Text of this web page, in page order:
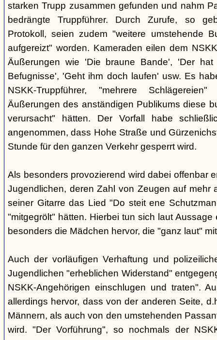
starken Trupp zusammen gefunden und nahm
bedrängte Truppführer. Durch Zurufe, so
Protokoll, seien zudem "weitere umstehende
aufgereizt" worden. Kameraden eilen dem
Äußerungen wie 'Die braune Bande', 'Der hat
Befugnisse', 'Geht ihm doch laufen' usw. Es
NSKK-Truppführer, "mehrere
Äußerungen des anständigen Publikums diese
verursacht" hätten. Der Vorfall habe
angenommen, dass Hohe Straße und
Stunde für den ganzen Verkehr gesperrt wird.
Als besonders provozierend wird dabei offenbar
Jugendlichen, deren Zahl von Zeugen auf mehr
seiner Gitarre das Lied "Do steit ene
"mitgegrölt" hätten. Hierbei tun sich laut
besonders die Mädchen hervor, die "ganz laut"
Auch der vorläufigen Verhaftung und
Jugendlichen "erheblichen Widerstand"
NSKK-Angehörigen einschlugen und traten".
allerdings hervor, dass von der anderen Seite,
Männern, als auch von den umstehenden
wird. "Der Vorführung", so nochmals der